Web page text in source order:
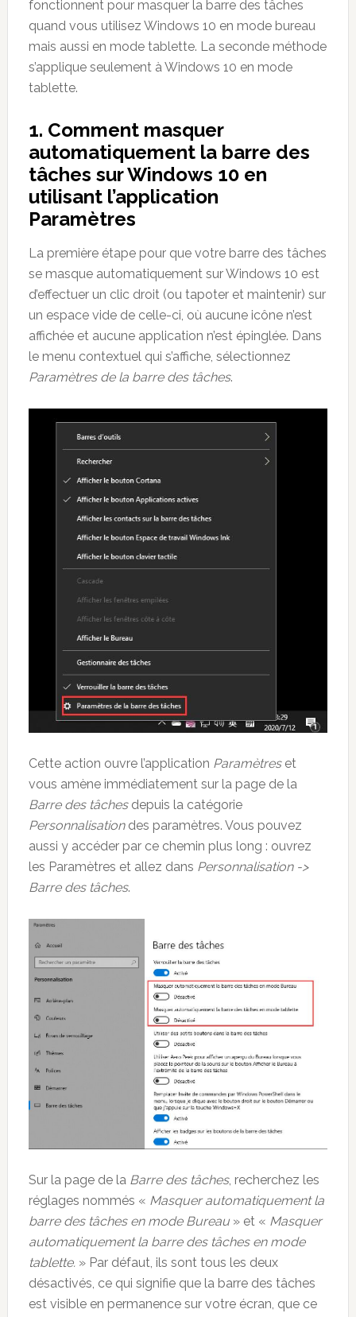
fonctionnent pour masquer la barre des tâches
quand vous utilisez Windows 10 en mode bureau
mais aussi en mode tablette. La seconde méthode
s’applique seulement à Windows 10 en mode
tablette.
1. Comment masquer
automatiquement la barre des
tâches sur Windows 10 en
utilisant l’application
Paramètres
La première étape pour que votre barre des tâches
se masque automatiquement sur Windows 10 est
d’effectuer un clic droit (ou tapoter et maintenir) sur
un espace vide de celle-ci, où aucune icône n’est
affichée et aucune application n’est épinglée. Dans
le menu contextuel qui s’affiche, sélectionnez
Paramètres de la barre des tâches.
Cette action ouvre l’application Paramètreset
vous amène immédiatement sur la page de la
Barre des tâchesdepuis la catégorie
Personnalisation des paramètres. Vous pouvez
aussi y accéder par ce chemin plus long : ouvrez
les Paramètres et allez dans Personnalisation ->
Barre des tâches.
Sur la page de la Barre des tâches, recherchez les
réglages nommés « Masquer automatiquement la
barre des tâches en mode Bureau» et « Masquer
automatiquement la barre des tâches en mode
tablette.» Par défaut, ils sont tous les deux
désactivés, ce qui signifie que la barre des tâches
est visible en permanence sur votre écran, que ce